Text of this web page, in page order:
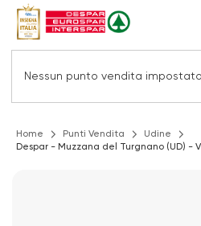
Home Punti Vendita
Udine
Despar - Muzzana del Turgnano (UD) -